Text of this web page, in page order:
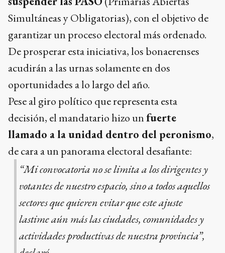
Simultáneas y Obligatorias), con el objetivo de
garantizar un proceso electoral más ordenado.
De prosperar esta iniciativa, los bonaerenses
acudirán a las urnas solamente en dos
oportunidades a lo largo del año.
Pese al giro político que representa esta
decisión, el mandatario hizo unfuerte
llamado a la unidad dentro del peronismo,
de cara a un panorama electoral desafiante:
“Mi convocatoria no se limita a los dirigentes y
votantes de nuestro espacio, sino a todos aquellos
sectores que quieren evitar que este ajuste
lastime aún más las ciudades, comunidades y
actividades productivas de nuestra provincia”,